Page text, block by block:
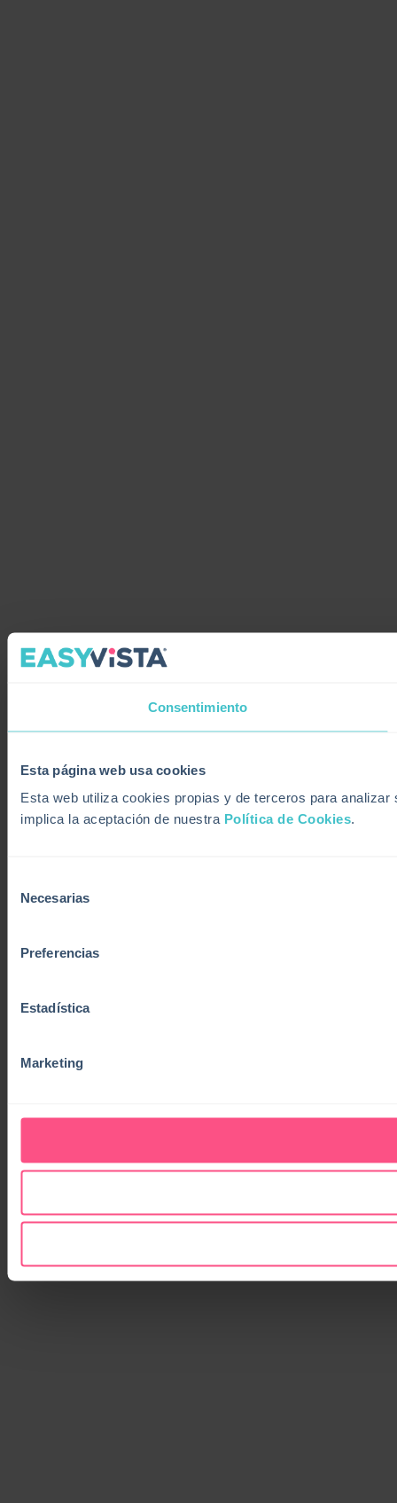
Consentimiento
Esta página web usa cookies
Esta web utiliza cookies propias y de terceros para
implica la aceptación de nuestra Política de Cookies.
Necesarias
Preferencias
Estadística
Marketing